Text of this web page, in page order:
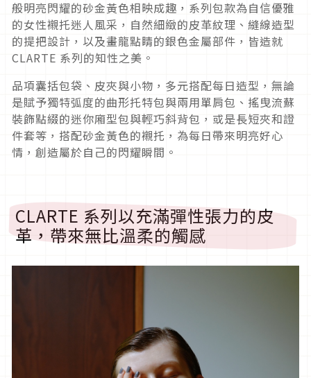
般明亮閃耀的砂金黃色相映成趣，系列包款為自信優雅
的女性襯托迷人風采，自然細緻的皮革紋理、縫線造型
的提把設計，以及畫龍點睛的銀色金屬部件，皆造就
CLARTE 系列的知性之美。
品項囊括包袋、皮夾與小物，多元搭配每日造型，無論
是賦予獨特弧度的曲形托特包與兩用單肩包、搖曳流蘇
裝飾點綴的迷你廂型包與輕巧斜背包，或是長短夾和證
件套等，搭配砂金黃色的襯托，為每日帶來明亮好心
情，創造屬於自己的閃耀瞬間。
CLARTE 系列以充滿彈性張力的皮
革，帶來無比溫柔的觸感